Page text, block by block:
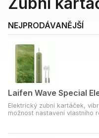
NEJPRODÁVANĚJŠÍ
Laifen Wave Special
Elektrický zubní kartáček,
možnost nastavení vlastního